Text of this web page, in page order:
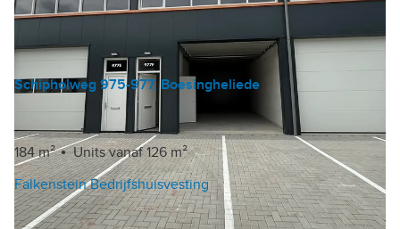
Schipholweg 975-977, Boesingheliede
€ 99 /m²/jaar
184 m²
Units vanaf 126 m²
Falkenstein Bedrijfshuisvesting